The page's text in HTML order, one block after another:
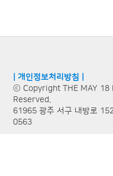
| 개인정보처리방침 |
ⓒ Copyright THE MAY 18
Reserved.
61965 광주 서구 내방로
0563